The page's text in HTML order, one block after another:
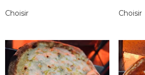
Choisir Choisir